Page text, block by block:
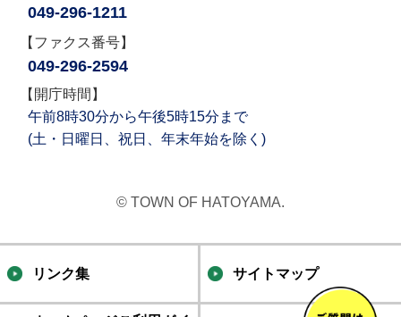
049-296-1211
【ファクス番号】
049-296-2594
【開庁時間】
午前8時30分から午後5時15分まで
(土・日曜日、祝日、年末年始を除く)
© TOWN OF HATOYAMA.
リンク集 サイトマップ